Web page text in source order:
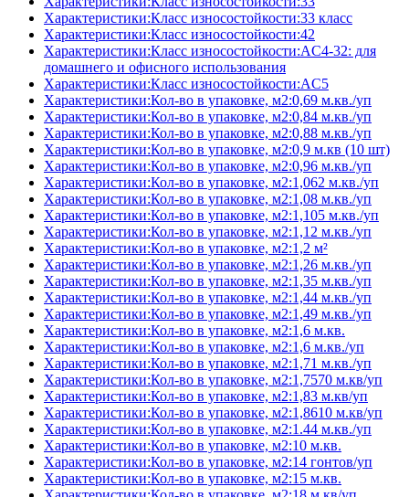
Характеристики:Класс износостойкости:33 класс
Характеристики:Класс износостойкости:42
Характеристики:Класс износостойкости:AC4-32: для
домашнего и офисного использования
Характеристики:Класс износостойкости:AC5
Характеристики:Кол-во в упаковке, м2:0,69 м.кв./уп
Характеристики:Кол-во в упаковке, м2:0,84 м.кв./уп
Характеристики:Кол-во в упаковке, м2:0,88 м.кв./уп
Характеристики:Кол-во в упаковке, м2:0,9 м.кв (10 шт)
Характеристики:Кол-во в упаковке, м2:0,96 м.кв./уп
Характеристики:Кол-во в упаковке, м2:1,062 м.кв./уп
Характеристики:Кол-во в упаковке, м2:1,08 м.кв./уп
Характеристики:Кол-во в упаковке, м2:1,105 м.кв./уп
Характеристики:Кол-во в упаковке, м2:1,12 м.кв./уп
Характеристики:Кол-во в упаковке, м2:1,2 м²
Характеристики:Кол-во в упаковке, м2:1,26 м.кв./уп
Характеристики:Кол-во в упаковке, м2:1,35 м.кв./уп
Характеристики:Кол-во в упаковке, м2:1,44 м.кв./уп
Характеристики:Кол-во в упаковке, м2:1,49 м.кв./уп
Характеристики:Кол-во в упаковке, м2:1,6 м.кв.
Характеристики:Кол-во в упаковке, м2:1,6 м.кв./уп
Характеристики:Кол-во в упаковке, м2:1,71 м.кв./уп
Характеристики:Кол-во в упаковке, м2:1,7570 м.кв/уп
Характеристики:Кол-во в упаковке, м2:1,83 м.кв/уп
Характеристики:Кол-во в упаковке, м2:1,8610 м.кв/уп
Характеристики:Кол-во в упаковке, м2:1.44 м.кв./уп
Характеристики:Кол-во в упаковке, м2:10 м.кв.
Характеристики:Кол-во в упаковке, м2:14 гонтов/уп
Характеристики:Кол-во в упаковке, м2:15 м.кв.